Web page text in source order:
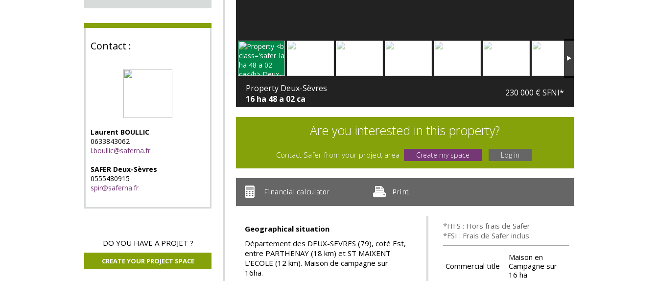
Contact :
Laurent BOULLIC
0633843062
l.boullic@saferna.fr
SAFER Deux-Sèvres
0555480915
spir@saferna.fr
DO YOU HAVE A PROJET ?
CREATE YOUR PROJECT SPACE
Property Deux-Sèvres
16 ha 48 a 02 ca
230 000 € SFNI*
Are you interested in this property?
Contact Safer from your project area Create my space Log in
Financial calculator Print
Geographical situation
Département des DEUX-SEVRES (79), coté Est,
entre PARTHENAY (18 km) et ST MAIXENT
L'ECOLE (12 km). Maison de campagne sur
16ha.
*HFS : Hors frais de Safer
*FSI : Frais de Safer inclus
Commercial title
Maison en
Campagne sur
16 ha